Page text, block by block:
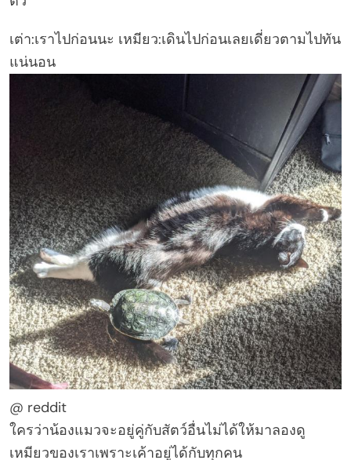
เต่า:เราไปก่อนนะ เหมียว:เดินไปก่อนเลยเดี่ยวตามไปทัน
แน่นอน
@ reddit
ใครว่าน้องแมวจะอยู่คู่กับสัตว์อื่นไม่ได้ให้มาลองดู
เหมียวของเราเพราะเค้าอยู่ได้กับทุกคน